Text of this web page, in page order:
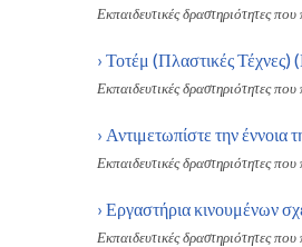
Εκπαιδευτικές δραστηριότητες
› Τοτέμ (Πλαστικές Τέχνες)
Εκπαιδευτικές δραστηριότητες
› Αντιμετωπίστε την έννοια
Εκπαιδευτικές δραστηριότητες
› Εργαστήρια κινουμένων
Εκπαιδευτικές δραστηριότητες